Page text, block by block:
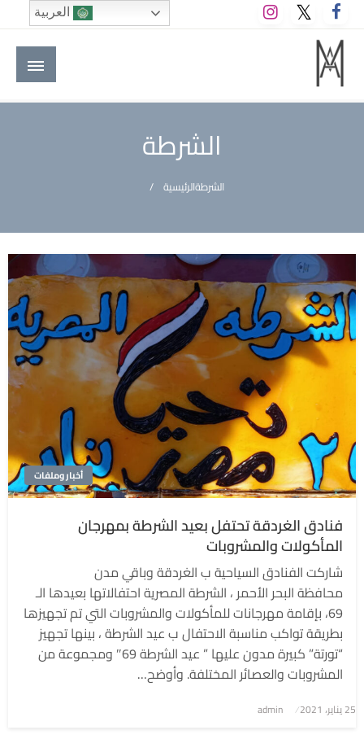
التخطي
إلى
المحتوى
M A hotels | إم ايه هوتيلز
الموقع الأول للعاملين في الفنادق في العالم العربي
الشرطة
الرئيسيةالشرطة
أخبار وملفات
فنادق الغردقة تحتفل بعيد الشرطة بمهرجان
المأكولات والمشروبات
شاركت الفنادق السياحية ب الغردقة وباقي مدن
محافظة البحر الأحمر ، الشرطة المصرية احتفالاتها بعيدها الـ
69، بإقامة مهرجانات للمأكولات والمشروبات التي تم تجهيزها
بطريقة تواكب مناسبة الاحتفال ب عيد الشرطة ، بينها تجهيز
“تورتة” كبيرة مدون عليها ” عيد الشرطة 69″ ومجموعة من
المشروبات والعصائر المختلفة. وأوضح…
نُشر
25 يناير، 2021 admin
العربية